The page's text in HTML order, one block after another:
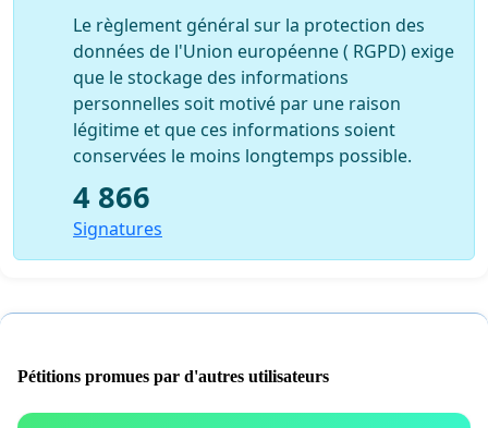
Le jury manquant de respect à Dukhwan :
http://leplus.nouvelobs.com/contribution/1483330-
debat-en-nouvelle-star-sur-d8-raciste-envers-dukhwan-
candidat-sud-coreen.html
Le jury manquant de respet à plein d'autres candidats :
https://nouvellestar.d8.tv/aes/a/d8/ns4/home/fiid/20477
Le règlement général sur la protection des
données de l'Union européenne ( RGPD) exige
que le stockage des informations
personnelles soit motivé par une raison
légitime et que ces informations soient
conservées le moins longtemps possible.
4 866
Signatures
Pétitions promues par d'autres utilisateurs